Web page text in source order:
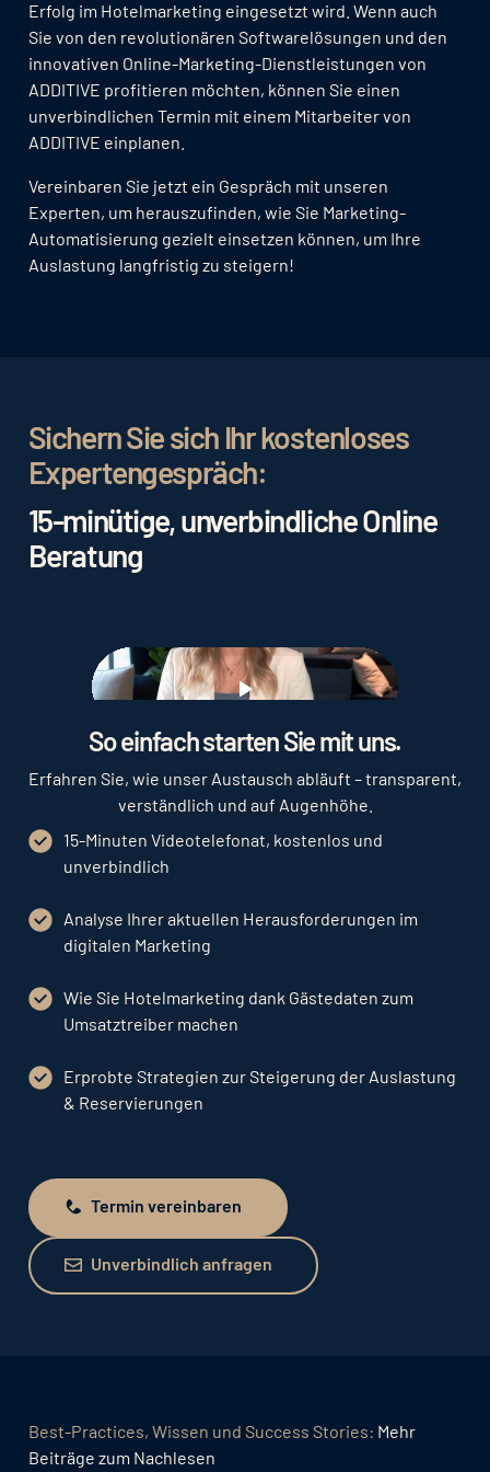
Erfolg im Hotelmarketing eingesetzt wird. Wenn auch
Sie von den revolutionären Softwarelösungen und den
innovativen Online-Marketing-Dienstleistungen von
ADDITIVE profitieren möchten, können Sie einen
unverbindlichen Termin mit einem Mitarbeiter von
ADDITIVE einplanen.
Vereinbaren Sie jetzt ein Gespräch mit unseren
Experten, um herauszufinden, wie Sie Marketing-
Automatisierung gezielt einsetzen können, um Ihre
Auslastung langfristig zu steigern!
Sichern Sie sich Ihr kostenloses
Expertengespräch:
15-minütige, unverbindliche Online
Beratung
Play
So einfach starten Sie mit uns.
Erfahren Sie, wie unser Austausch abläuft – transparent,
verständlich und auf Augenhöhe.
15-Minuten Videotelefonat, kostenlos und
unverbindlich
Analyse Ihrer aktuellen Herausforderungen im
digitalen Marketing
Wie Sie Hotelmarketing dank Gästedaten zum
Umsatztreiber machen
Erprobte Strategien zur Steigerung der Auslastung
& Reservierungen
Termin vereinbaren
Termin vereinbaren
Unverbindlich anfragen
Unverbindlich anfragen
Best-Practices, Wissen und Success Stories: Mehr
Beiträge zum Nachlesen